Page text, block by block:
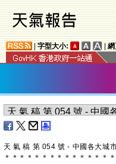
字型大小:
天 氣 稿 第 054 號 - 中國各大城
＊ ＊ ＊ ＊ ＊ ＊ ＊ ＊ ＊ ＊ ＊ ＊ ＊ ＊ ＊